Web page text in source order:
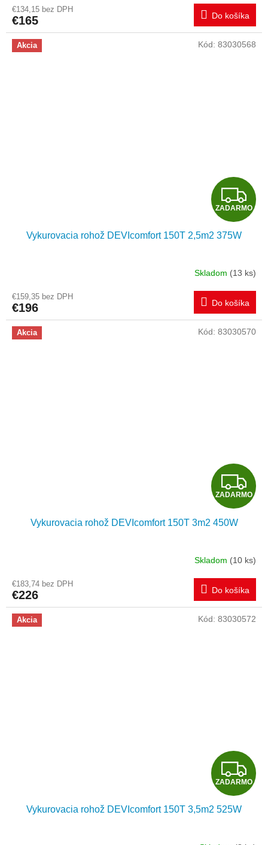
R
M
€134,15 bez DPH
€165 Do košíka
Akcia
Z
A
A
R
M
ZADARMO
Vykurovacia rohož DEVIcomfort 150T 2,5m2 375W
Skladom (13 ks)
€159,35 bez DPH
€196 Do košíka
Kód: 83030568
Akcia
Z
A
A
R
M
ZADARMO
Vykurovacia rohož DEVIcomfort 150T 3m2 450W
Skladom (10 ks)
€183,74 bez DPH
€226 Do košíka
Kód: 83030570
Akcia
Z
A
ZADARMO
Vykurovacia rohož DEVIcomfort 150T 3,5m2 525W
Kód: 83030572